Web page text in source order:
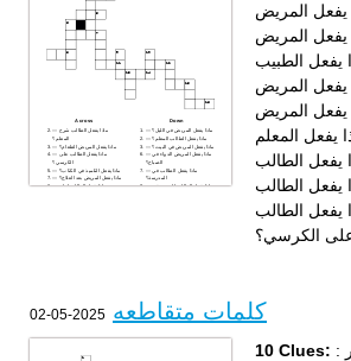
Across
— ماذا يفعل الطالب شرح
المعلم؟
— ماذا يفعل المريض الطعام؟
— ماذا يفعل الطالب على
الكرسي؟
— ماذا يفعل التلميذ في الكتاب؟
— ماذا يفعل المريض بعد العلاج؟
— ماذا يفعل الطالب امام
Down
— ماذا يفعل المريض في الليل؟
— ماذا يفعل الطالب المعلم؟
— ماذا يفعل المريض في البيت؟
— ماذا يفعل المريض الدواء في
الصباح؟
— ماذا يفعل الطالب في
المدرسة؟
— ماذا يفعل الطالب الدرس في
المريض
المريض
يفعل الطبيب
المريض
المريض
يفعل المعلم
يفعل الطالب
يفعل الطالب
يفعل الطالب
الكرسي؟
كلمات متقاطعه 2025-05-02
10 Clues: : ما الهدف من تطوير